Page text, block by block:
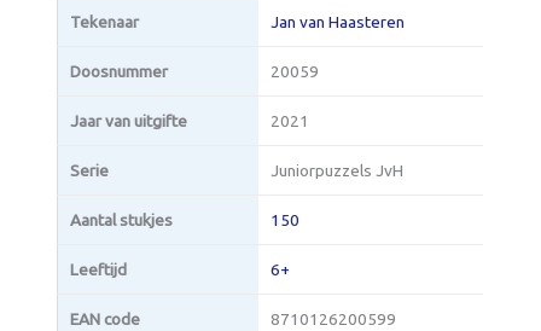
Tekenaar Jan van Haasteren
Doosnummer 20059
Jaar van uitgifte 2021
Serie Juniorpuzzels JvH
Aantal stukjes 150
Leeftijd 6+
EAN code 8710126200599